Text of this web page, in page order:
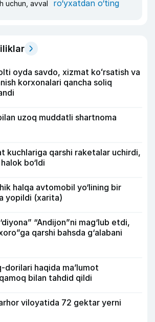
uchun, avval ro‘yxatdan o‘ting
oyda savdo, xizmat koʻrsatish va
korxonalari qancha soliq
uzoq muddatli shartnoma
kuchlariga qarshi raketalar uchirdi,
bo‘ldi
halqa avtomobil yo‘lining bir
yopildi (xarita)
“Andijon”ni mag‘lub etdi,
qarshi bahsda g‘alabani
dorilari haqida ma’lumot
bilan tahdid qildi
viloyatida 72 gektar yerni